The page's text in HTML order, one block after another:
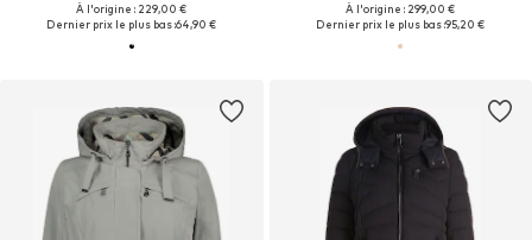
À l'origine : 229,00 €
Dernier prix le plus bas :64,90 €
À l'origine : 299,00 €
Dernier prix le plus bas :95,20 €